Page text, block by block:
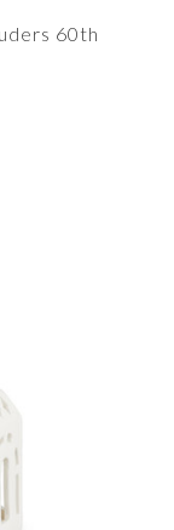
60th